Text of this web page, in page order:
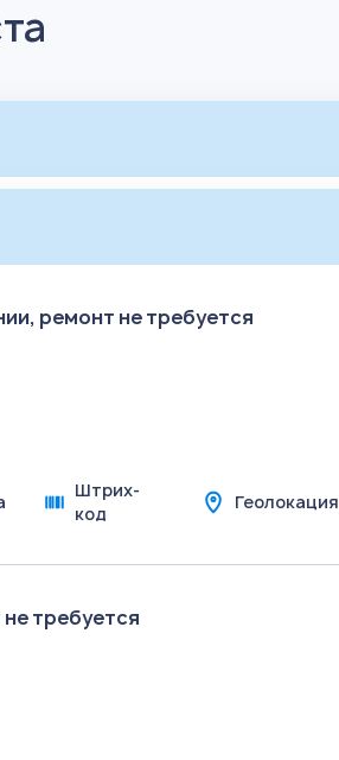
ремонт не требуется
Штрих-
код
Геолокация
требуется